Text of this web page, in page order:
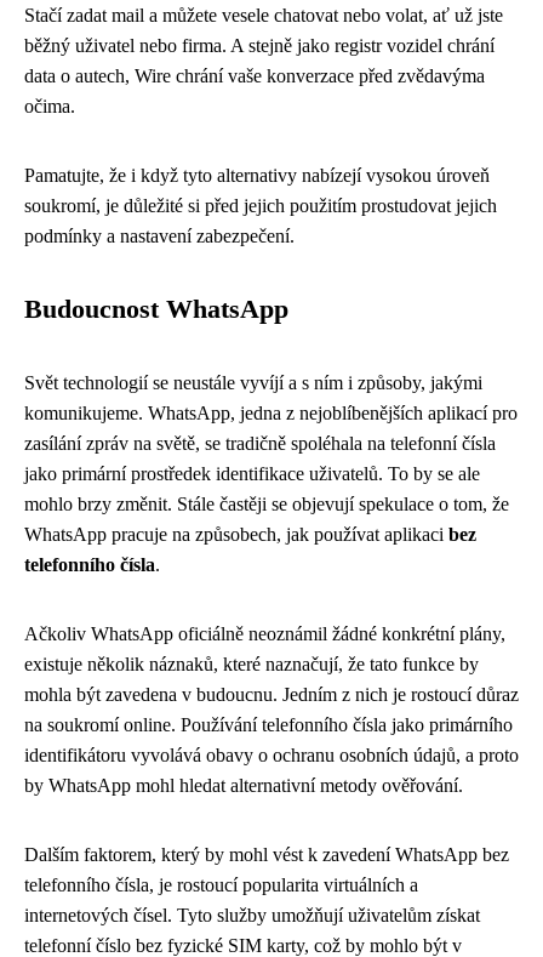
Stačí zadat mail a můžete vesele chatovat nebo volat, ať už jste
běžný uživatel nebo firma. A stejně jako registr vozidel chrání
data o autech, Wire chrání vaše konverzace před zvědavýma
očima.
Pamatujte, že i když tyto alternativy nabízejí vysokou úroveň
soukromí, je důležité si před jejich použitím prostudovat jejich
podmínky a nastavení zabezpečení.
Budoucnost WhatsApp
Svět technologií se neustále vyvíjí a s ním i způsoby, jakými
komunikujeme. WhatsApp, jedna z nejoblíbenějších aplikací pro
zasílání zpráv na světě, se tradičně spoléhala na telefonní čísla
jako primární prostředek identifikace uživatelů. To by se ale
mohlo brzy změnit. Stále častěji se objevují spekulace o tom, že
WhatsApp pracuje na způsobech, jak používat aplikaci bez
telefonního čísla.
Ačkoliv WhatsApp oficiálně neoznámil žádné konkrétní plány,
existuje několik náznaků, které naznačují, že tato funkce by
mohla být zavedena v budoucnu. Jedním z nich je rostoucí důraz
na soukromí online. Používání telefonního čísla jako primárního
identifikátoru vyvolává obavy o ochranu osobních údajů, a proto
by WhatsApp mohl hledat alternativní metody ověřování.
Dalším faktorem, který by mohl vést k zavedení WhatsApp bez
telefonního čísla, je rostoucí popularita virtuálních a
internetových čísel. Tyto služby umožňují uživatelům získat
telefonní číslo bez fyzické SIM karty, což by mohlo být v